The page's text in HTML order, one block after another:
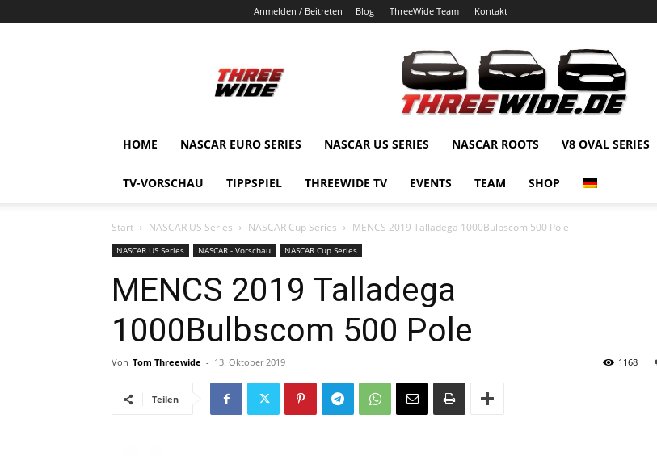
Anmelden / Beitreten Blog ThreeWide Team Kontakt
HOME NASCAR EURO SERIES NASCAR US SERIES NASCAR ROOTS V8 OVAL SERIES
TV-VORSCHAU TIPPSPIEL THREEWIDE TV EVENTS TEAM SHOP
Start NASCAR US Series NASCAR Cup Series MENCS 2019 Talladega 1000Bulbscom 500 Pole
NASCAR US Series NASCAR - Vorschau NASCAR Cup Series
MENCS 2019 Talladega
1000Bulbscom 500 Pole
Von Tom Threewide - 13. Oktober 2019 1168
Teilen